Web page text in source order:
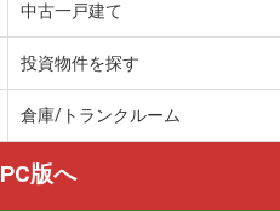
中古一戸建て
投資物件を探す
倉庫/トランクルーム
PC版へ